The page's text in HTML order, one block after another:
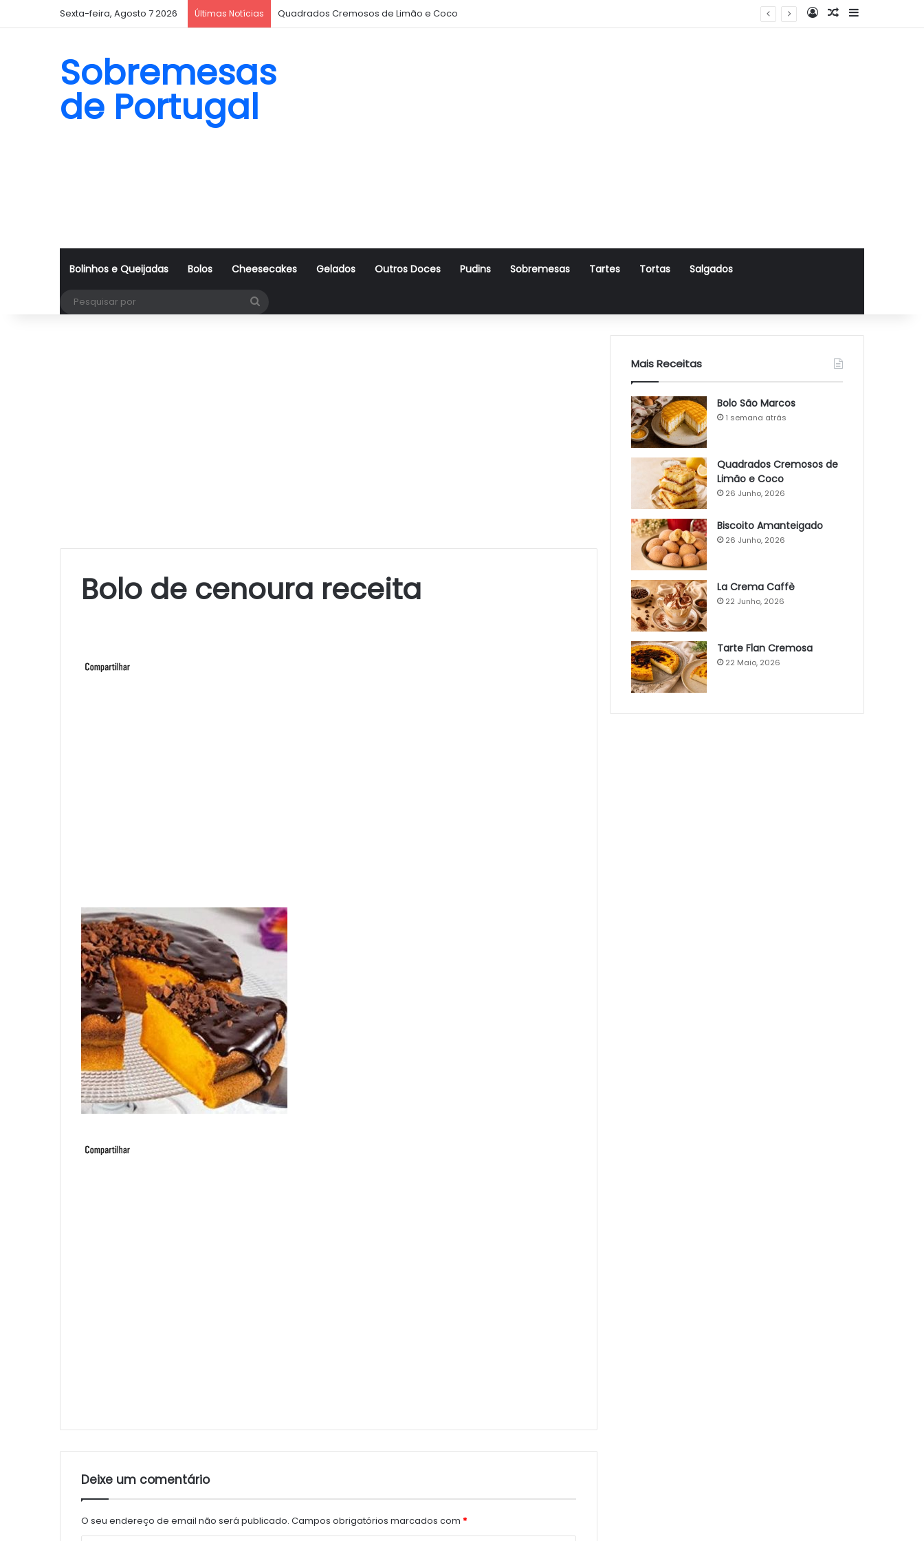
Sexta-feira, Agosto 7 2026 Últimas Notícias Quadrados Cremosos de Limão e Coco Log InArtigo Aleatório
Sidebar
Sobremesas
de Portugal
Bolinhos e Queijadas Bolos Cheesecakes Gelados Outros Doces Pudins Sobremesas Tartes Tortas Salgados
Bolo de cenoura receita
Deixe um comentário
O seu endereço de email não será publicado. Campos obrigatórios marcados com *
Mais Receitas
Bolo São Marcos
1 semana atrás
Quadrados Cremosos de
Limão e Coco
26 Junho, 2026
Biscoito Amanteigado
26 Junho, 2026
La Crema Caffè
22 Junho, 2026
Tarte Flan Cremosa
22 Maio, 2026